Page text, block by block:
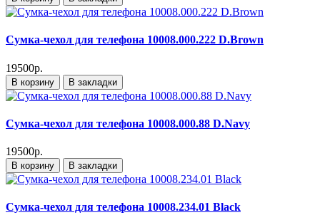
Сумка-чехол для телефона 10008.000.222 D.Brown
19500р.
В корзину В закладки
Сумка-чехол для телефона 10008.000.88 D.Navy
19500р.
В корзину В закладки
Сумка-чехол для телефона 10008.234.01 Black